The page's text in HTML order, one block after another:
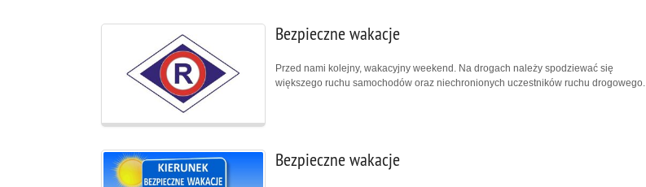
Bezpieczne wakacje
Przed nami kolejny, wakacyjny weekend. Na drogach należy spodziewać się
większego ruchu samochodów oraz niechronionych uczestników ruchu drogowego.
Bezpieczne wakacje